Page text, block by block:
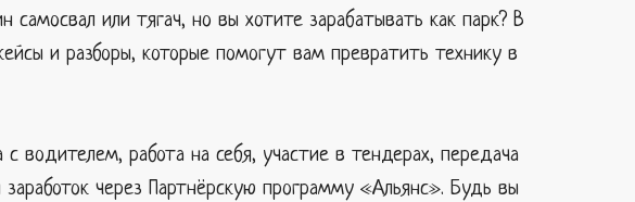
самосвал или тягач, но вы хотите зарабатывать как парк? В
и разборы, которые помогут вам превратить технику в
водителем, работа на себя, участие в тендерах, передача
через Партнёрскую программу «Альянс». Будь вы